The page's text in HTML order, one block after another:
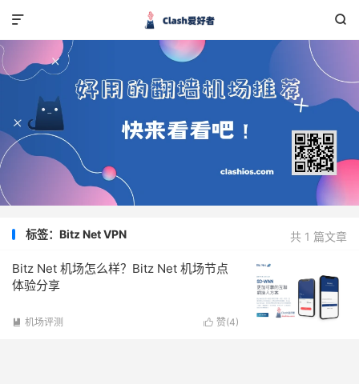


共 1 篇文章
标签：Bitz Net VPN
Bitz Net 机场怎么样？Bitz Net 机场节点
体验分享
 赞(4)
 机场评测